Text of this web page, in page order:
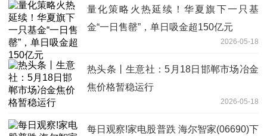
量化策略火热延续！华夏旗下一只基
金“一日售罄”，单日吸金超150亿元
2026-05-18
热头条丨生意社：5月18日邯郸市场冶金
焦价格暂稳运行
2026-05-18
每日观察!家电股普跌 海尔智家(06690)下